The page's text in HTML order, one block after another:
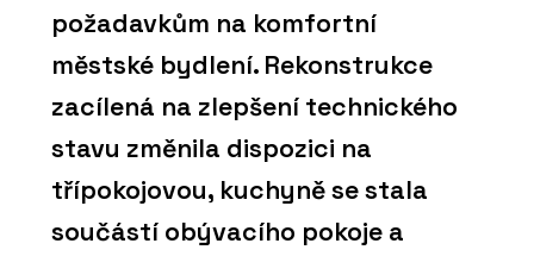
požadavkům na komfortní
městské bydlení. Rekonstrukce
zacílená na zlepšení technického
stavu změnila dispozici na
třípokojovou, kuchyně se stala
součástí obývacího pokoje a